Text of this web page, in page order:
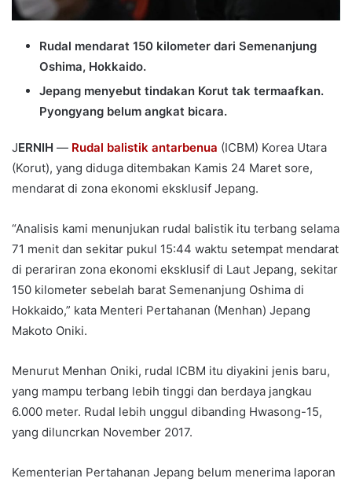
Rudal mendarat 150 kilometer dari Semenanjung
Oshima, Hokkaido.
Jepang menyebut tindakan Korut tak termaafkan.
Pyongyang belum angkat bicara.
JERNIH — Rudal balistik antarbenua (ICBM) Korea Utara
(Korut), yang diduga ditembakan Kamis 24 Maret sore,
mendarat di zona ekonomi eksklusif Jepang.
“Analisis kami menunjukan rudal balistik itu terbang selama
71 menit dan sekitar pukul 15:44 waktu setempat mendarat
di perariran zona ekonomi eksklusif di Laut Jepang, sekitar
150 kilometer sebelah barat Semenanjung Oshima di
Hokkaido,” kata Menteri Pertahanan (Menhan) Jepang
Makoto Oniki.
Menurut Menhan Oniki, rudal ICBM itu diyakini jenis baru,
yang mampu terbang lebih tinggi dan berdaya jangkau
6.000 meter. Rudal lebih unggul dibanding Hwasong-15,
yang diluncrkan November 2017.
Kementerian Pertahanan Jepang belum menerima laporan